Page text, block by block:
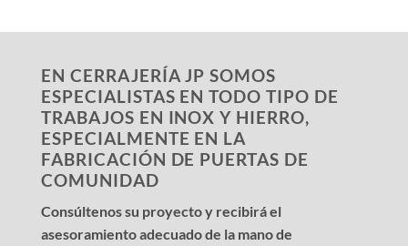
EN CERRAJERÍA JP SOMOS
ESPECIALISTAS EN TODO TIPO DE
TRABAJOS EN INOX Y HIERRO,
ESPECIALMENTE EN LA
FABRICACIÓN DE PUERTAS DE
COMUNIDAD
Consúltenos su proyecto y recibirá el
asesoramiento adecuado de la mano de